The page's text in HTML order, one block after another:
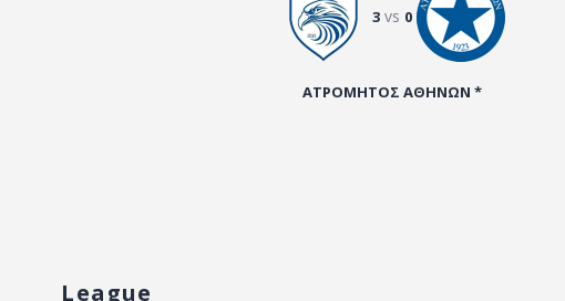
3 vs 0
ΑΤΡΟΜΗΤΟΣ ΑΘΗΝΩΝ *
League